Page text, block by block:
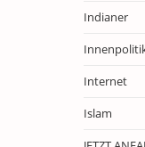
Indianer
Internet
Islam